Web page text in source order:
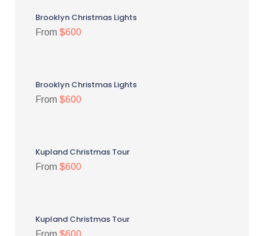
Brooklyn Christmas Lights
From $600
Brooklyn Christmas Lights
From $600
Kupland Christmas Tour
From $600
Kupland Christmas Tour
From $600